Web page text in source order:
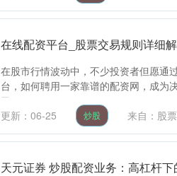
在线配资平台_股票交易规则详细
在股市行情波动中，不少投资者但愿通
台，如何聘用一家靠谱的配资网，成为
了，....
更新：06-25
炒股 来自：股
天元证券 炒股配资业务：高杠杆